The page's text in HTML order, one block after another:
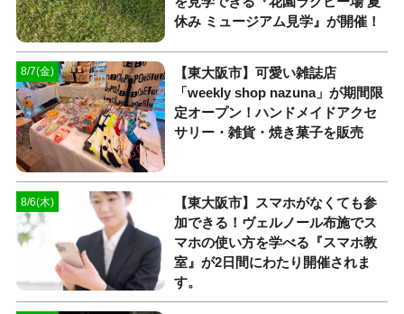
休み ミュージアム見学』が開催！
8/7(金)
【東大阪市】可愛い雑誌店
「weekly shop nazuna」が期間限
定オープン！ハンドメイドアクセ
サリー・雑貨・焼き菓子を販売
8/6(木)
【東大阪市】スマホがなくても参
加できる！ヴェルノール布施でス
マホの使い方を学べる『スマホ教
室』が2日間にわたり開催されま
す。